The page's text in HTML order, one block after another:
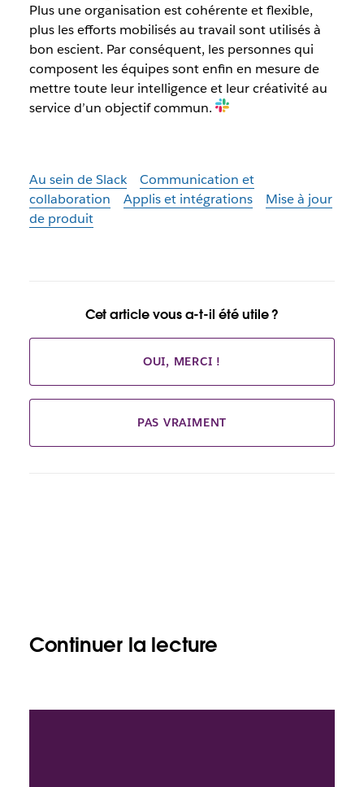
Plus une organisation est cohérente et flexible,
plus les efforts mobilisés au travail sont utilisés à
bon escient. Par conséquent, les personnes qui
composent les équipes sont enfin en mesure de
mettre toute leur intelligence et leur créativité au
service d’un objectif commun.
Au sein de Slack
Communication et
collaboration
Applis et intégrations
Mise à jour
de produit
Cet article vous a-t-il été utile ?
OUI, MERCI !
PAS VRAIMENT
Continuer la lecture